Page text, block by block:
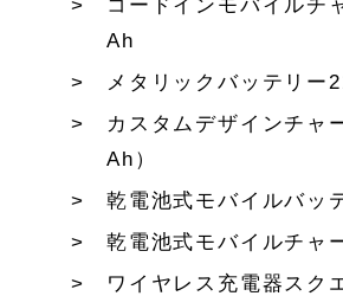
コードインモバイルチ
Ah
メタリックバッテリー
カスタムデザインチャ
Ah）
乾電池式モバイルバッ
乾電池式モバイルチャ
ワイヤレス充電器スク